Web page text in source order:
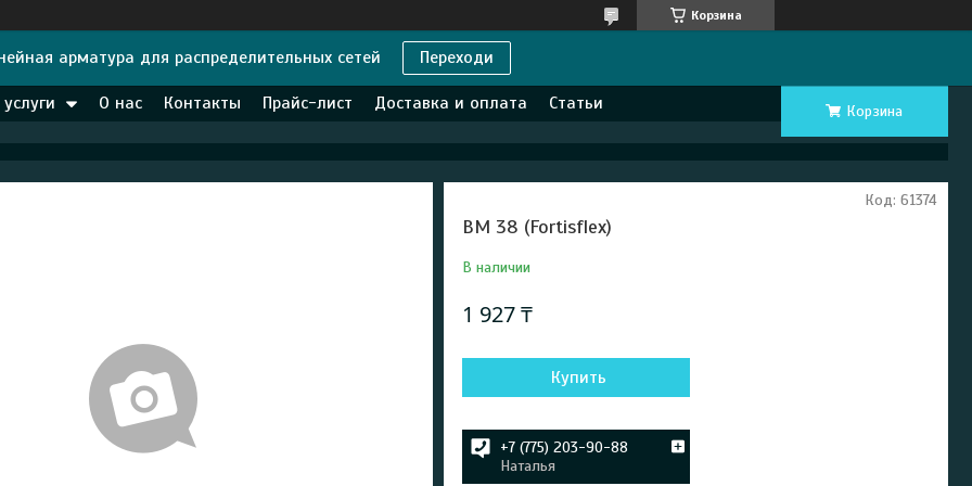
Корзина
арматура для распределительных сетей Переходи
О нас Контакты Прайс-лист Доставка и оплата Статьи Корзина
ВМ 38 (Fortisflex)
В наличии
Код: 61374
1 927 ₸
Купить
+7 (775) 203-90-88
Наталья